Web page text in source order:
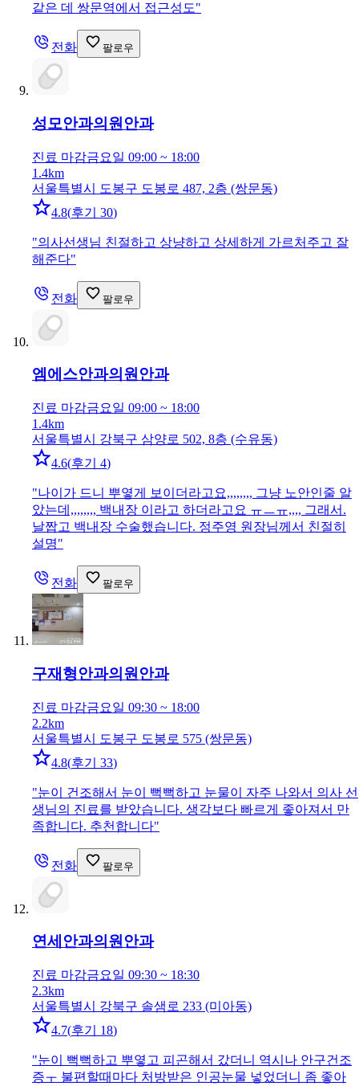
같은 데 쌍문역에서 접근성도"
전화 팔로우
성모안과의원 안과
진료 마감금요일 09:00 ~ 18:00
1.4km
서울특별시 도봉구 도봉로 487, 2층 (쌍문동)
4.8(후기 30)
"의사선생님 친절하고 상냥하고 상세하게 가르처주고 잘
해준다"
전화 팔로우
엠에스안과의원안과
진료 마감금요일 09:00 ~ 18:00
1.4km
서울특별시 강북구 삼양로 502, 8층 (수유동)
4.6(후기 4)
"나이가 드니 뿌옇게 보이더라고요,,,,,,,, 그냥 노안인줄 알
았는데,,,,,,,, 백내장 이라고 하더라고요 ㅠㅡㅠ,,,, 그래서.
날짭고 백내장 수술했습니다. 정주영 원장님께서 친절히
설명"
전화 팔로우
구재형안과의원 안과
진료 마감금요일 09:30 ~ 18:00
2.2km
서울특별시 도봉구 도봉로 575 (쌍문동)
4.8(후기 33)
"눈이 건조해서 눈이 뻑뻑하고 눈물이 자주 나와서 의사 선
생님의 진료를 받았습니다. 생각보다 빠르게 좋아져서 만
족합니다. 추천합니다"
전화 팔로우
연세안과의원안과
진료 마감금요일 09:30 ~ 18:30
2.3km
서울특별시 강북구 솔샘로 233 (미아동)
4.7(후기 18)
"눈이 뻑뻑하고 뿌옇고 피곤해서 갔더니 역시나 안구건조
증ㅜ 불편할때마다 처방받은 인공눈물 넣었더니 좀 좋아